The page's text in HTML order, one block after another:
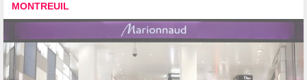
MONTREUIL